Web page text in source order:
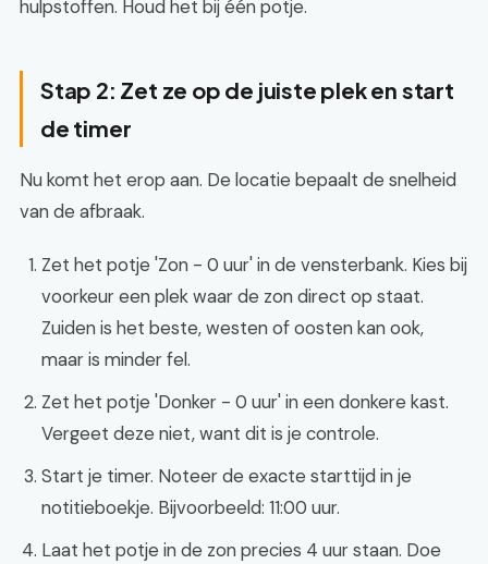
hulpstoffen. Houd het bij één potje.
Stap 2: Zet ze op de juiste plek en start
de timer
Nu komt het erop aan. De locatie bepaalt de snelheid
van de afbraak.
Zet het potje 'Zon - 0 uur' in de vensterbank. Kies bij
voorkeur een plek waar de zon direct op staat.
Zuiden is het beste, westen of oosten kan ook,
maar is minder fel.
Zet het potje 'Donker - 0 uur' in een donkere kast.
Vergeet deze niet, want dit is je controle.
Start je timer. Noteer de exacte starttijd in je
notitieboekje. Bijvoorbeeld: 11:00 uur.
Laat het potje in de zon precies 4 uur staan. Doe